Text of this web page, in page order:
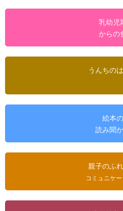
乳幼児
からの
うんちの
絵本の
読み聞
親子のふ
コミュニケ